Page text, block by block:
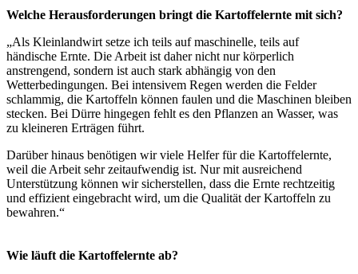
Welche Herausforderungen bringt die Kartoffelernte mit sich?
„Als Kleinlandwirt setze ich teils auf maschinelle, teils auf
händische Ernte. Die Arbeit ist daher nicht nur körperlich
anstrengend, sondern ist auch stark abhängig von den
Wetterbedingungen. Bei intensivem Regen werden die Felder
schlammig, die Kartoffeln können faulen und die Maschinen bleiben
stecken. Bei Dürre hingegen fehlt es den Pflanzen an Wasser, was
zu kleineren Erträgen führt.
Darüber hinaus benötigen wir viele Helfer für die Kartoffelernte,
weil die Arbeit sehr zeitaufwendig ist. Nur mit ausreichend
Unterstützung können wir sicherstellen, dass die Ernte rechtzeitig
und effizient eingebracht wird, um die Qualität der Kartoffeln zu
bewahren.“
Wie läuft die Kartoffelernte ab?